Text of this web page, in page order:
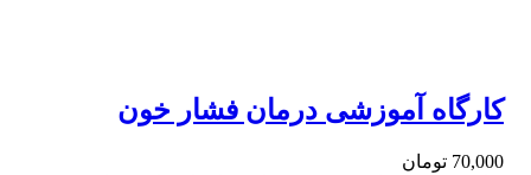
کارگاه آموزشی درمان فشار خون
70,000 تومان